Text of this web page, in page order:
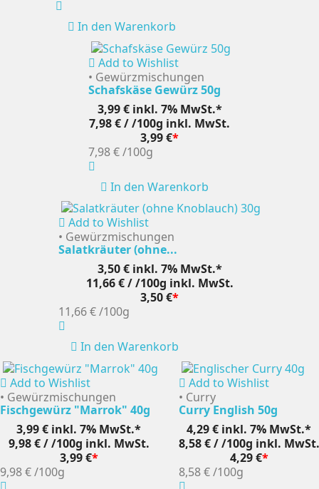
In den Warenkorb
Add to Wishlist
• Gewürzmischungen
Schafskäse Gewürz 50g
3,99 € inkl. 7% MwSt.*
7,98 € / /100g inkl. MwSt.
3,99 €*
7,98 €/100g
In den Warenkorb
Add to Wishlist
• Gewürzmischungen
Salatkräuter (ohne...
3,50 € inkl. 7% MwSt.*
11,66 € / /100g inkl. MwSt.
3,50 €*
11,66 €/100g
In den Warenkorb
Add to Wishlist
• Gewürzmischungen
Fischgewürz "Marrok" 40g
3,99 € inkl. 7% MwSt.*
9,98 € / /100g inkl. MwSt.
3,99 €*
9,98 € /100g
Add to Wishlist
• Curry
Curry English 50g
4,29 € inkl. 7% MwSt.*
8,58 € / /100g inkl. MwSt.
4,29 €*
8,58 € /100g